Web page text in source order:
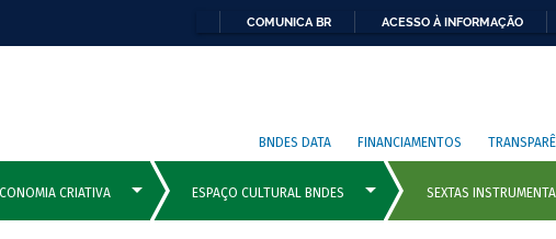
COMUNICA BR ACESSO À INFORMAÇÃO
BNDES DATA FINANCIAMENTOS